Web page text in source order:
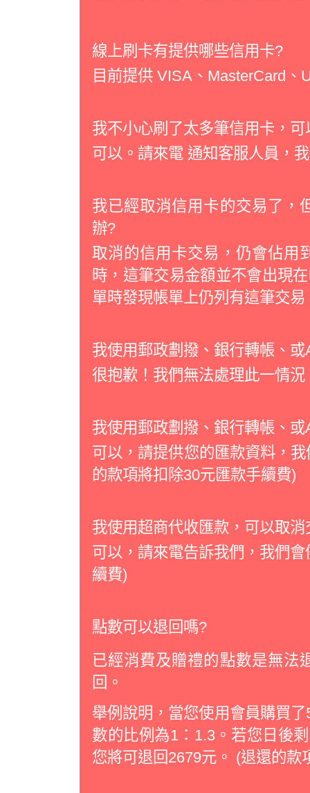
線上刷卡有提供哪些信用卡?
目前提供 VISA、MasterCard、
我不小心刷了太多筆信用卡，
可以。請來電 通知客服人員，
我已經取消信用卡的交易了，
辦?
取消的信用卡交易，仍會佔用
時，這筆交易金額並不會出現
單時發現帳單上仍列有這筆交
我使用郵政劃撥、銀行轉帳、
很抱歉！我們無法處理此一情
我使用郵政劃撥、銀行轉帳、
可以，請提供您的匯款資料，
的款項將扣除30元匯款手續費)
我使用超商代收匯款，可以取消
可以，請來電告訴我們，我們
續費)
點數可以退回嗎?
已經消費及贈禮的點數是無法
回。
舉例說明，當您使用會員購買
數的比例為1：1.3。若您日後
您將可退回2679元。 (退還的款